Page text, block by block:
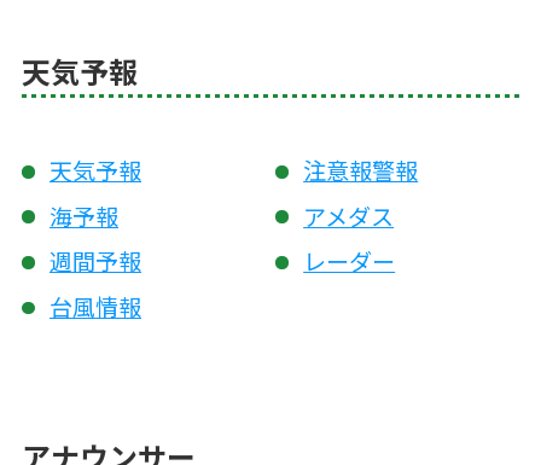
天気予報
天気予報
海予報
週間予報
台風情報
注意報警報
アメダス
レーダー
アナウンサー